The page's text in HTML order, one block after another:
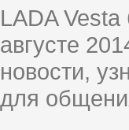
LADA
августе
новости,
для